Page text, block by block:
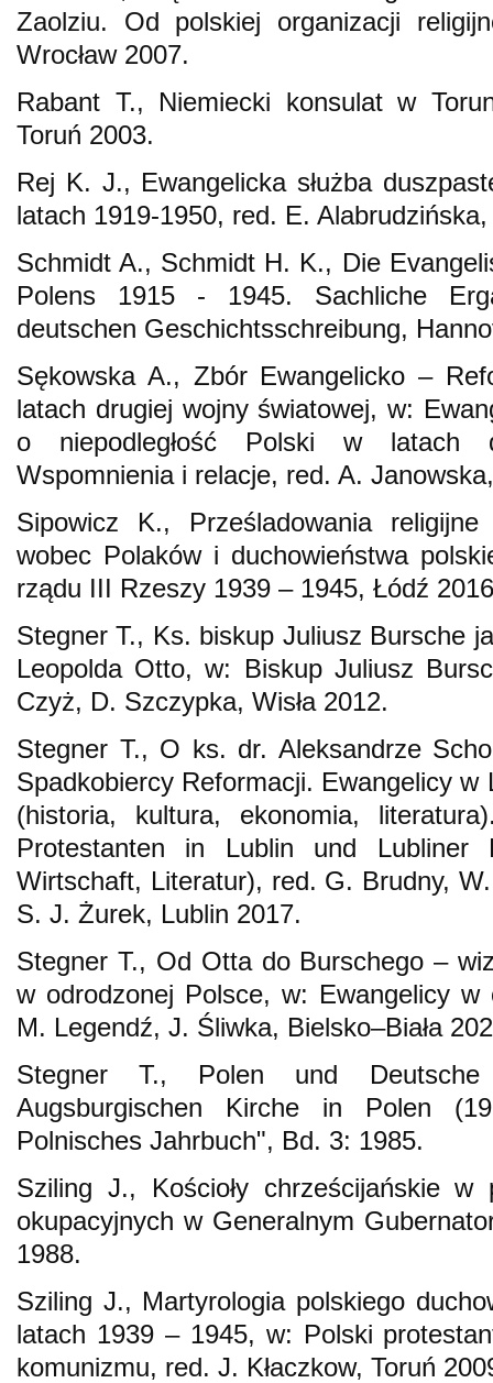
Zaolziu. Od polskiej organizacji
Wrocław 2007.
Rabant T., Niemiecki konsulat w
Toruń 2003.
Rej K. J., Ewangelicka służba
latach 1919-1950, red. E.
Schmidt A., Schmidt H. K., Die
Polens 1915 - 1945. Sachliche
deutschen Geschichtsschreibung,
Sękowska A., Zbór Ewangelicko –
latach drugiej wojny światowej, w:
o niepodległość Polski w latach
Wspomnienia i relacje, red. A.
Sipowicz K., Prześladowania
wobec Polaków i duchowieństwa
rządu III Rzeszy 1939 – 1945, Łódź
Stegner T., Ks. biskup Juliusz Bursche
Leopolda Otto, w: Biskup Juliusz
Czyż, D. Szczypka, Wisła 2012.
Stegner T., O ks. dr. Aleksandrze
Spadkobiercy Reformacji. Ewangelicy w
(historia, kultura, ekonomia,
Protestanten in Lublin und Lubliner
Wirtschaft, Literatur), red. G. Brudny,
S. J. Żurek, Lublin 2017.
Stegner T., Od Otta do Burschego –
w odrodzonej Polsce, w: Ewangelicy w
M. Legendź, J. Śliwka, Bielsko–Biała
Stegner T., Polen und
Augsburgischen Kirche in Polen
Polnisches Jahrbuch", Bd. 3: 1985.
Sziling J., Kościoły chrześcijańskie w
okupacyjnych w Generalnym
1988.
Sziling J., Martyrologia polskiego
latach 1939 – 1945, w: Polski
komunizmu, red. J. Kłaczkow, Toruń